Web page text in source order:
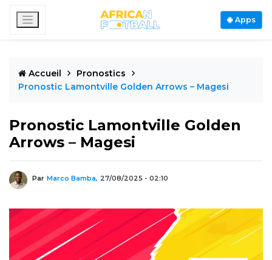
Apps
Accueil
Pronostics
Pronostic Lamontville Golden Arrows – Magesi
Pronostic Lamontville Golden
Arrows – Magesi
Par Marco Bamba, 27/08/2025 - 02:10